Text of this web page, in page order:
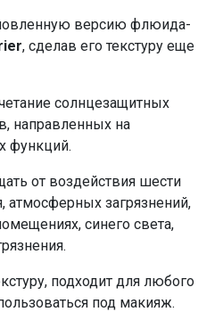
версию флюида-
, сделав его текстуру еще
солнцезащитных
направленных на
функций.
от воздействия шести
атмосферных загрязнений,
синего света,
подходит для любого
под макияж.